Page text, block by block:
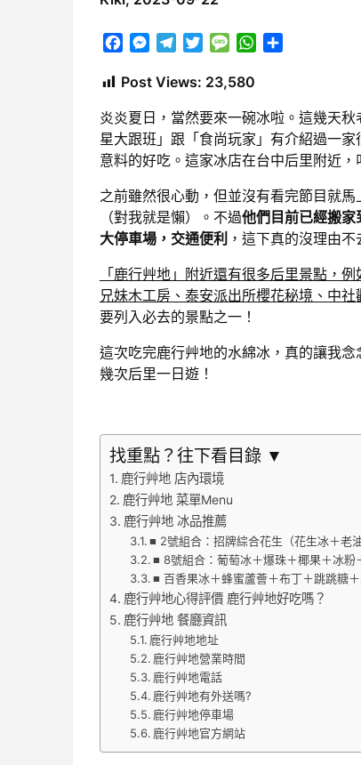
Facebook
Messenger
TelegramTwitterMessageWhatsApp
Post Views: 23,580
炎炎夏日，當然要來一碗冰啦。這幾天
星大跟班」跟「食尚玩家」有介紹過一
意料的好吃。這家冰店在台中后里附近，
之前雖然很心動，但並沒有看完節目就
（對我就是懶）。不過他們目前已經搬
大停車場，交通便利 ，這下真的沒理由不
「鹿行艸地」附近還有很多后里景點，
兄妹木工房、泰安派出所櫻花秘境、中
要列入必去的景點之一！
這次吃完鹿行艸地的水綿冰，真的讓我
幾次后里一日遊！
找重點？往下看目錄 ▼
鹿行艸地 店內環境
鹿行艸地 菜單Menu
鹿行艸地 冰品推薦
■ 2號組合：招牌綜合花生（花生冰＋老
■ 8號組合：葡萄冰＋爆珠＋椰果＋冰粉
■ 百香果冰＋蜂蜜蘆薈＋布丁＋跳跳糖
鹿行艸地心得評價 鹿行艸地好吃嗎？
鹿行艸地 餐廳資訊
鹿行艸地地址
鹿行艸地營業時間
鹿行艸地電話
鹿行艸地有外送嗎?
鹿行艸地停車場
鹿行艸地官方網站